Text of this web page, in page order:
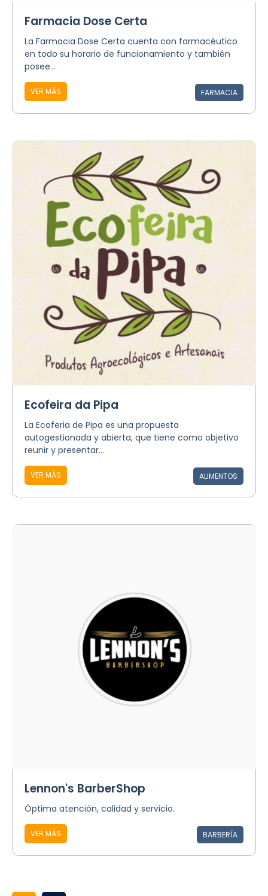
Farmacia Dose Certa
La Farmacia Dose Certa cuenta con farmacéutico
en todo su horario de funcionamiento y también
posee...
VER MÁS FARMACIA
Ecofeira da Pipa
La Ecoferia de Pipa es una propuesta
autogestionada y abierta, que tiene como objetivo
reunir y presentar...
VER MÁS ALIMENTOS
Lennon's BarberShop
Óptima atención, calidad y servicio.
VER MÁS BARBERÍA